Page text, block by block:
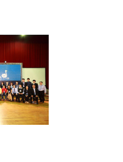
專長，舉辦系列課程、工